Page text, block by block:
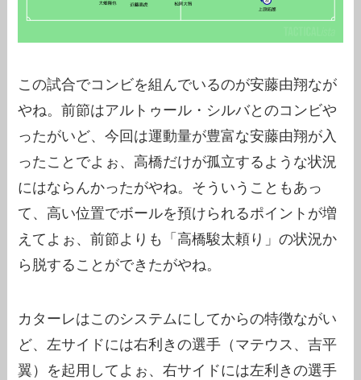
この試合でコンビを組んでいるのが安藤由翔なが
やね。前節はアルトゥール・シルバとのコンビや
ったがいど、今回は運動量が豊富な安藤由翔が入
ったことでよぉ、高橋だけが孤立するような状況
にはならんかったがやね。そういうこともあっ
て、高い位置でボールを預けられるポイントが増
えてよぉ、前節よりも「高橋駿太頼り」の状況か
ら脱することができたがやね。
カターレはこのシステムにしてからの特徴ながい
ど、左サイドには右利きの選手（マテウス、吉平
翼）を起用してよぉ、右サイドには左利きの選手